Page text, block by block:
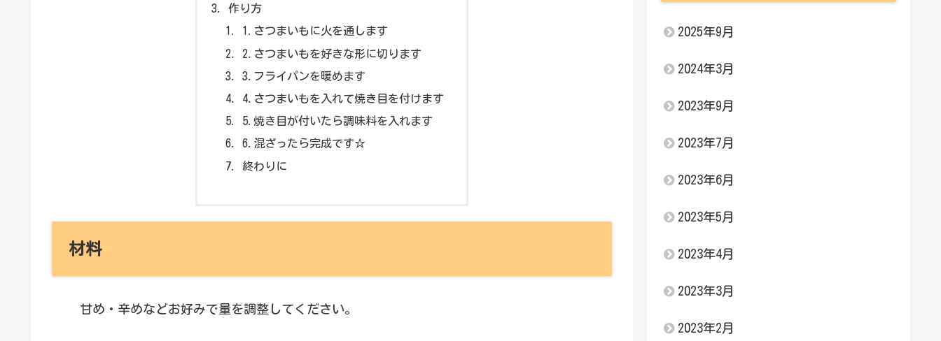
作り方
1.さつまいもに火を通します
2.さつまいもを好きな形に切ります
3.フライパンを暖めます
4.さつまいもを入れて焼き目を付けます
5.焼き目が付いたら調味料を入れます
6.混ざったら完成です☆
終わりに
材料
甘め・辛めなどお好みで量を調整してください。
2025年9月
2024年3月
2023年9月
2023年7月
2023年6月
2023年5月
2023年4月
2023年3月
2023年2月